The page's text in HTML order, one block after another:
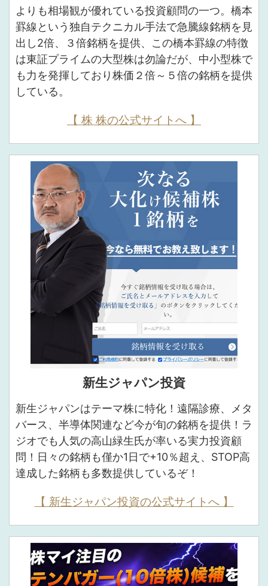
よりも相場観が優れている投資顧問の一つ。橋本
罫線という独自テクニカル手法で急騰線銘柄を見
出し2倍、３倍銘柄を提供、この橋本罫線の特徴
は東証プライムの大型株は勿論だが、中小型株で
も力を発揮しており株価２倍～５倍の銘柄を提供
している。
【 株 株の公式サイトへ 】
新生ジャパン投資
新生ジャパンはテーマ株に特化！遠隔診療、メタ
バース、半導体関連など今が旬の銘柄を提供！ラ
ジオでも人気の高山緑生氏が率いる実力投資顧
問！日々の銘柄も僅か1日で+10％超え、STOP高
達成した銘柄も多数提供しているぞ！
【 新生ジャパン投資の公式サイトへ 】